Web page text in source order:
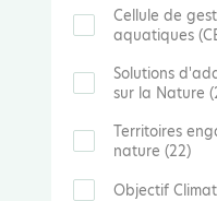
Cellule de
aquatiques
Solutions
sur la Nature
Territoires
nature (22)
Objectif Climat